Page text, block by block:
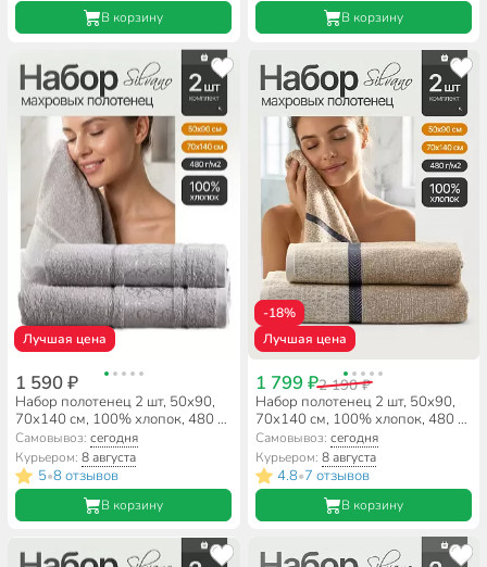
В корзину В корзину
Лучшая цена
1 590 ₽
Набор полотенец 2 шт, 50х90,
70х140 см, 100% хлопок, 480 г/
м2, Silvano, Сильви, серый,
Турция
Самовывоз:сегодня
Курьером:8 августа
5•8 отзывов
В корзину
-18%
Лучшая цена
1 799 ₽2 190 ₽
Набор полотенец 2 шт, 50x90,
70x140 см, 100% хлопок, 480 г/
м2, Silvano, Турия, бежевый,
синий, Турция
Самовывоз: сегодня
Курьером: 8 августа
4.8•7 отзывов
В корзину